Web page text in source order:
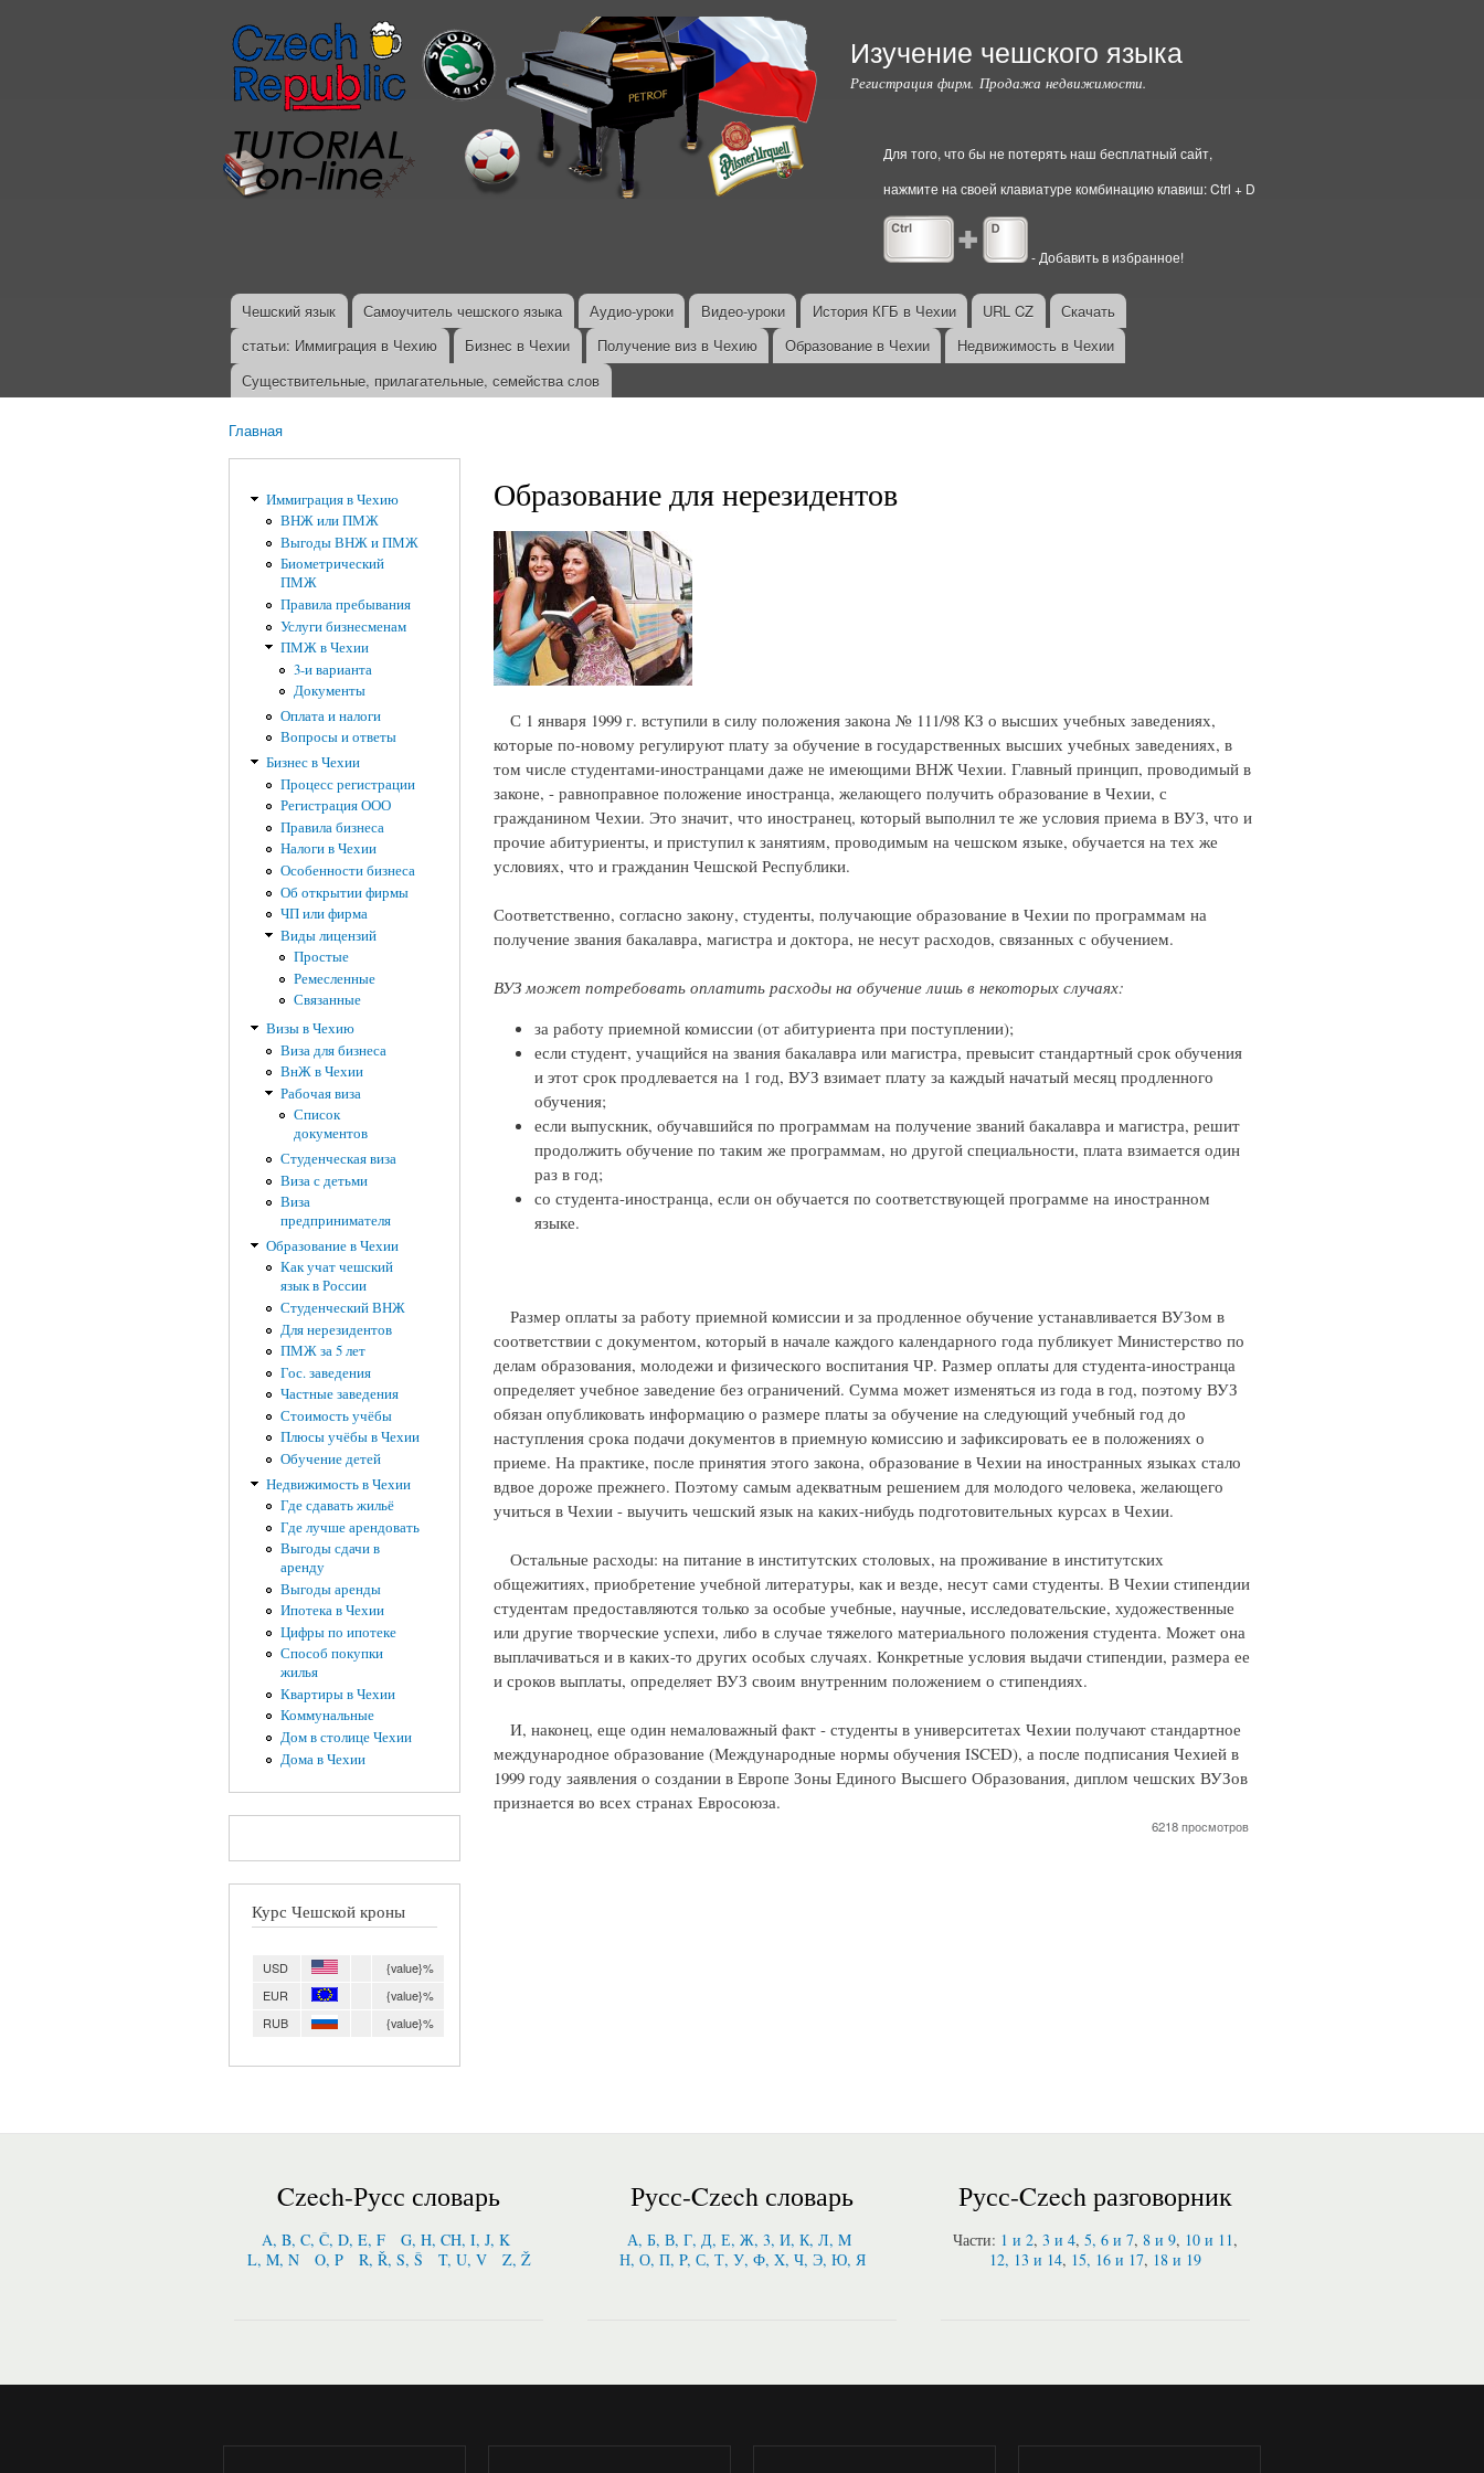
Перейти к
основному
содержанию
Изучение чешского языка
Регистрация фирм. Продажа недвижимости.
Для того, что бы не потерять наш бесплатный сайт,
нажмите на своей клавиатуре комбинацию клавиш: Ctrl + D
- Добавить в избранное!
Главное меню
Чешский язык Самоучитель чешского языка Аудио-уроки Видео-уроки История КГБ в Чехии URL CZ
Скачать
статьи: Иммиграция в Чехию
Бизнес в Чехии Получение виз в Чехию Образование в Чехии
Недвижимость в Чехии
Существительные, прилагательные, семейства слов
Главная
Иммиграция в Чехию
ВНЖ или ПМЖ
Выгоды ВНЖ и ПМЖ
Биометрический
ПМЖ
Правила пребывания
Услуги бизнесменам
ПМЖ в Чехии
3-и варианта
Документы
Оплата и налоги
Вопросы и ответы
Бизнес в Чехии
Процесс регистрации
Регистрация ООО
Правила бизнеса
Налоги в Чехии
Особенности бизнеса
Об открытии фирмы
ЧП или фирма
Виды лицензий
Простые
Ремесленные
Связанные
Визы в Чехию
Виза для бизнеса
ВнЖ в Чехии
Рабочая виза
Список
документов
Студенческая виза
Виза с детьми
Виза
предпринимателя
Образование в Чехии
Как учат чешский
язык в России
Студенческий ВНЖ
Для нерезидентов
ПМЖ за 5 лет
Гос. заведения
Частные заведения
Стоимость учёбы
Плюсы учёбы в Чехии
Обучение детей
Недвижимость в Чехии
Где сдавать жильё
Где лучше арендовать
Выгоды сдачи в
аренду
Выгоды аренды
Ипотека в Чехии
Цифры по ипотеке
Способ покупки
жилья
Квартиры в Чехии
Коммунальные
Дом в столице Чехии
Дома в Чехии
Курс Чешской кроны
USD
{value}%
EUR
{value}%
RUB
{value}%
Образование для нерезидентов
С 1 января 1999 г. вступили в силу положения закона № 111/98 КЗ о высших учебных заведениях,
которые по-новому регулируют плату за обучение в государственных высших учебных заведениях, в
том числе студентами-иностранцами даже не имеющими ВНЖ Чехии. Главный принцип, проводимый в
законе, - равноправное положение иностранца, желающего получить образование в Чехии, с
гражданином Чехии. Это значит, что иностранец, который выполнил те же условия приема в ВУЗ, что и
прочие абитуриенты, и приступил к занятиям, проводимым на чешском языке, обучается на тех же
условиях, что и гражданин Чешской Республики.
Соответственно, согласно закону, студенты, получающие образование в Чехии по программам на
получение звания бакалавра, магистра и доктора, не несут расходов, связанных с обучением.
ВУЗ может потребовать оплатить расходы на обучение лишь в некоторых случаях:
за работу приемной комиссии (от абитуриента при поступлении);
если студент, учащийся на звания бакалавра или магистра, превысит стандартный срок обучения
и этот срок продлевается на 1 год, ВУЗ взимает плату за каждый начатый месяц продленного
обучения;
если выпускник, обучавшийся по программам на получение званий бакалавра и магистра, решит
продолжить обучение по таким же программам, но другой специальности, плата взимается один
раз в год;
со студента-иностранца, если он обучается по соответствующей программе на иностранном
языке.
Размер оплаты за работу приемной комиссии и за продленное обучение устанавливается ВУЗом в
соответствии с документом, который в начале каждого календарного года публикует Министерство по
делам образования, молодежи и физического воспитания ЧР. Размер оплаты для студента-иностранца
определяет учебное заведение без ограничений. Сумма может изменяться из года в год, поэтому ВУЗ
обязан опубликовать информацию о размере платы за обучение на следующий учебный год до
наступления срока подачи документов в приемную комиссию и зафиксировать ее в положениях о
приеме. На практике, после принятия этого закона, образование в Чехии на иностранных языках стало
вдвое дороже прежнего. Поэтому самым адекватным решением для молодого человека, желающего
учиться в Чехии - выучить чешский язык на каких-нибудь подготовительных курсах в Чехии.
Остальные расходы: на питание в институтских столовых, на проживание в институтских
общежитиях, приобретение учебной литературы, как и везде, несут сами студенты. В Чехии стипендии
студентам предоставляются только за особые учебные, научные, исследовательские, художественные
или другие творческие успехи, либо в случае тяжелого материального положения студента. Может она
выплачиваться и в каких-то других особых случаях. Конкретные условия выдачи стипендии, размера ее
и сроков выплаты, определяет ВУЗ своим внутренним положением о стипендиях.
И, наконец, еще один немаловажный факт - студенты в университетах Чехии получают стандартное
международное образование (Международные нормы обучения ISCED), а после подписания Чехией в
1999 году заявления о создании в Европе Зоны Единого Высшего Образования, диплом чешских ВУЗов
признается во всех странах Евросоюза.
6218 просмотров
Czech-Русс словарь
A, B, C, Č, D, E, F
G, H, CH, I, J, K
L, M, N
O, P R, Ř, S, Š T, U, V Z, Ž
Русс-Czech словарь
А, Б, В, Г, Д, Е, Ж, 3, И, К, Л, M
Н, О, П, P, С, Т, У, Ф, X, Ч, Э, Ю, Я
Русс-Czech разговорник
Части: 1 и 2, 3 и 4, 5, 6 и 7, 8 и 9, 10 и 11,
12, 13 и 14, 15, 16 и 17, 18 и 19